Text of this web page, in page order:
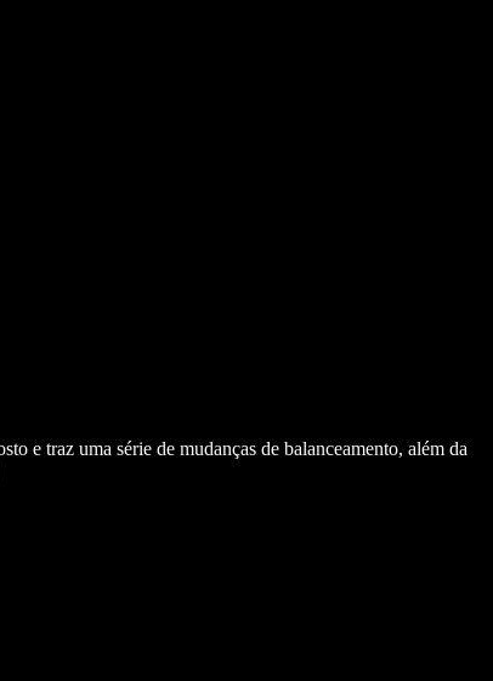
e traz uma série de mudanças de balanceamento, além da